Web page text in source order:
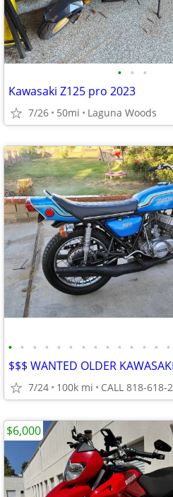
• • •
Kawasaki Z125 pro 2023
7/26 50mi Laguna Woods
• • • • • • • • • • • • • •
7/24 100k mi CALL 818-618-
$6,000